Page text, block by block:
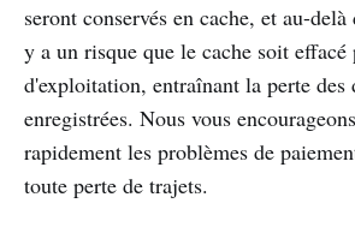
seront conservés en cache, et au-
y a un risque que le cache soit effacé
d'exploitation, entraînant la perte des
enregistrées. Nous vous
rapidement les problèmes de
toute perte de trajets.